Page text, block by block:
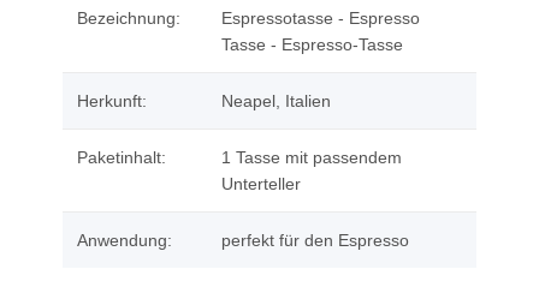
Bezeichnung:
Espressotasse - Espresso
Tasse - Espresso-Tasse
Herkunft: Neapel, Italien
Paketinhalt:
1 Tasse mit passendem
Unterteller
Anwendung: perfekt für den Espresso